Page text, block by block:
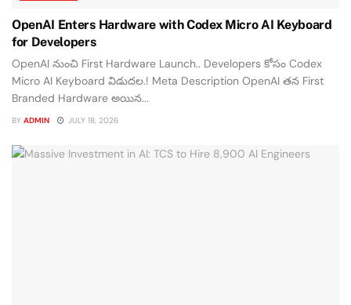
OpenAI Enters Hardware with Codex Micro AI Keyboard
for Developers
OpenAI నుంచి First Hardware Launch.. Developers కోసం Codex
Micro AI Keyboard విడుదల.! Meta Description OpenAI తన First
Branded Hardware అయిన...
BY ADMIN JULY 18, 2026